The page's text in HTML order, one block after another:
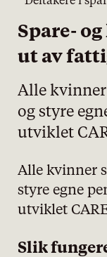
Spare-
ut av
Alle
og styre
utviklet
Alle kvinner
styre egne
utviklet
Slik